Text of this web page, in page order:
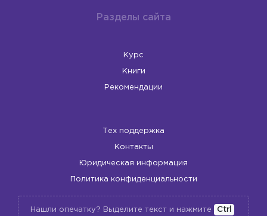
Разделы сайта
Курс
Книги
Рекомендации
Тех поддержка
Контакты
Юридическая информация
Политика конфиденциальности
Нашли опечатку? Выделите текст и нажмите
Ctrl